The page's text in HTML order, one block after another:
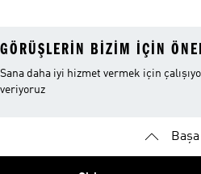
GÖRÜŞLERIN BIZIM IÇIN
Sana daha iyi hizmet vermek için
veriyoruz